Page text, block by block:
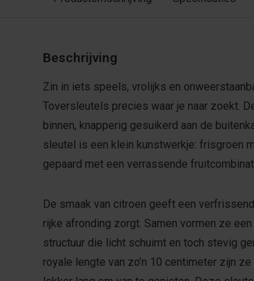
Beschrijving
Zin in iets speels, vrolijks en
Toversleutels precies waar je naar zoekt.
binnen, knapperig gesuikerd aan de
sleutel is een klein kunstwerkje: frisgroen
gepaard met een verrassende
De smaak van citroen geeft een
rijke afronding zorgt. Samen vormen ze
structuur die licht schuimt en toch stevig
royale lengte van zo’n 10 centimeter zijn